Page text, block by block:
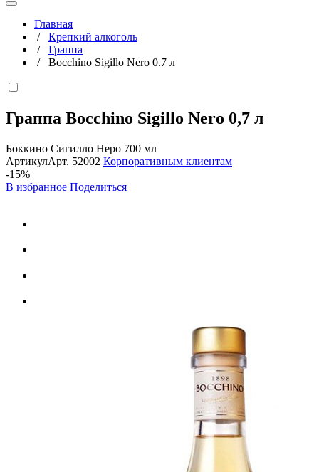
Главная
/ Крепкий алкоголь
/ Граппа
/ Bocchino Sigillo Nero 0.7 л
Граппа Bocchino Sigillo Nero 0,7 л
Боккино Сигилло Неро 700 мл
АртикулАрт. 52002 Корпоративным клиентам
-15%
В избранное Поделиться